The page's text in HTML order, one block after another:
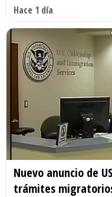
Hace 1 día
Nuevo anuncio de
trámites